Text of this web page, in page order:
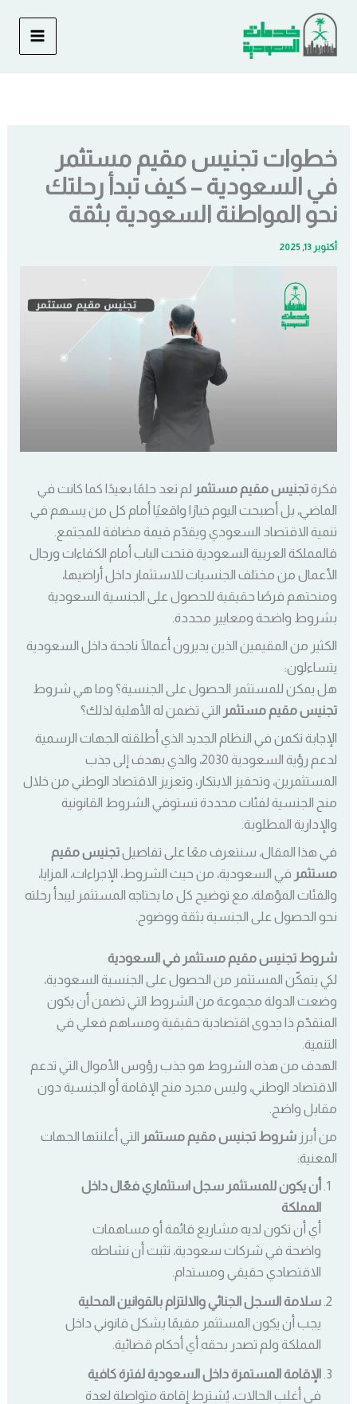
المحتوى
خطوات تجنيس مقيم مستثمر
في السعودية – كيف تبدأ رحلتك
نحو المواطنة السعودية بثقة
أكتوبر 13, 2025
فكرةتجنيس مقيم مستثمر لم تعد حلمًا بعيدًا كما كانت في
الماضي، بل أصبحت اليوم خيارًا واقعيًا أمام كل من يسهم في
تنمية الاقتصاد السعودي ويقدّم قيمة مضافة للمجتمع.
فالمملكة العربية السعودية فتحت الباب أمام الكفاءات ورجال
الأعمال من مختلف الجنسيات للاستثمار داخل أراضيها،
ومنحتهم فرصًا حقيقية للحصول على الجنسية السعودية
بشروط واضحة ومعايير محددة.
الكثير من المقيمين الذين يديرون أعمالًا ناجحة داخل السعودية
يتساءلون:
هل يمكن للمستثمر الحصول على الجنسية؟ وما هي شروط
تجنيس مقيم مستثمر التي تضمن له الأهلية لذلك؟
الإجابة تكمن في النظام الجديد الذي أطلقته الجهات الرسمية
لدعم رؤية السعودية 2030، والذي يهدف إلى جذب
المستثمرين، وتحفيز الابتكار، وتعزيز الاقتصاد الوطني من خلال
منح الجنسية لفئات محددة تستوفي الشروط القانونية
والإدارية المطلوبة.
في هذا المقال، سنتعرف معًا على تفاصيلتجنيس مقيم
مستثمر في السعودية، من حيث الشروط، الإجراءات، المزايا،
والفئات المؤهلة، مع توضيح كل ما يحتاجه المستثمر ليبدأ رحلته
نحو الحصول على الجنسية بثقة ووضوح.
شروط تجنيس مقيم مستثمر في السعودية
لكي يتمكّن المستثمر من الحصول على الجنسية السعودية،
وضعت الدولة مجموعة من الشروط التي تضمن أن يكون
المتقدّم ذا جدوى اقتصادية حقيقية ومساهم فعلي في
التنمية.
الهدف من هذه الشروط هو جذب رؤوس الأموال التي تدعم
الاقتصاد الوطني، وليس مجرد منح الإقامة أو الجنسية دون
مقابل واضح.
من أبرزشروط تجنيس مقيم مستثمر التي أعلنتها الجهات
المعنية:
أن يكون للمستثمر سجل استثماري فعّال داخل
المملكة
أي أن تكون لديه مشاريع قائمة أو مساهمات
واضحة في شركات سعودية، تثبت أن نشاطه
الاقتصادي حقيقي ومستدام.
سلامة السجل الجنائي والالتزام بالقوانين المحلية
يجب أن يكون المستثمر مقيمًا بشكل قانوني داخل
المملكة ولم تصدر بحقه أي أحكام قضائية.
الإقامة المستمرة داخل السعودية لفترة كافية
في أغلب الحالات، يُشترط إقامة متواصلة لعدة